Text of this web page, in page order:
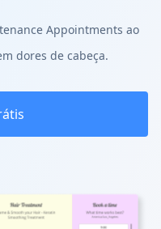
Appointments ao
dores de cabeça.